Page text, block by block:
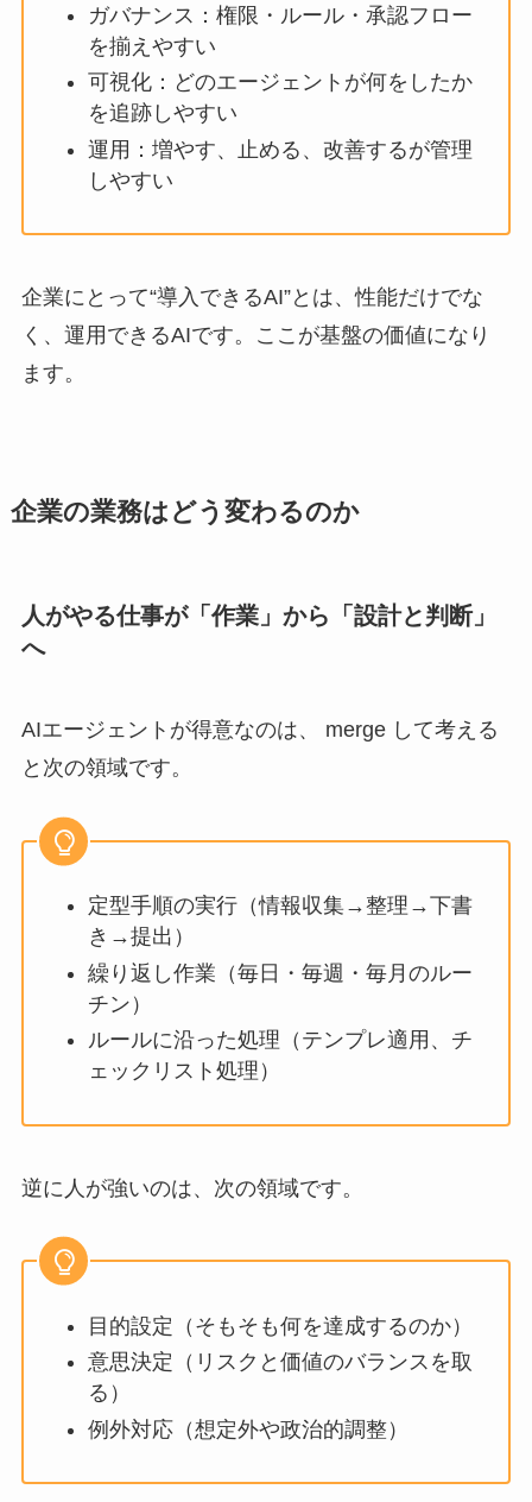
ガバナンス：権限・ルール・承認フロー
を揃えやすい
可視化：どのエージェントが何をしたか
を追跡しやすい
運用：増やす、止める、改善するが管理
しやすい
企業にとって“導入できるAI”とは、性能だけでな
く、運用できるAIです。ここが基盤の価値になり
ます。
企業の業務はどう変わるのか
人がやる仕事が「作業」から「設計と判断」
へ
AIエージェントが得意なのは、 merge して考える
と次の領域です。
定型手順の実行（情報収集→整理→下書
き→提出）
繰り返し作業（毎日・毎週・毎月のルー
チン）
ルールに沿った処理（テンプレ適用、チ
ェックリスト処理）
逆に人が強いのは、次の領域です。
目的設定（そもそも何を達成するのか）
意思決定（リスクと価値のバランスを取
る）
例外対応（想定外や政治的調整）